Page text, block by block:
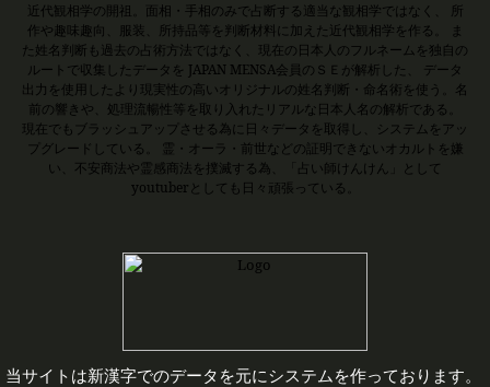
近代観相学の開祖。面相・手相のみで占断する適当な観相学ではなく、 所
作や趣味趣向、服装、所持品等を判断材料に加えた近代観相学を作る。 ま
た姓名判断も過去の占術方法ではなく、現在の日本人のフルネームを独自の
ルートで収集したデータを JAPAN MENSA会員のＳＥが解析した、 データ
出力を使用したより現実性の高いオリジナルの姓名判断・命名術を使う。名
前の響きや、処理流暢性等を取り入れたリアルな日本人名の解析である。
現在でもブラッシュアップさせる為に日々データを取得し、システムをアッ
プグレードしている。 霊・オーラ・前世などの証明できないオカルトを嫌
い、不安商法や霊感商法を撲滅する為、「占い師けんけん」として
youtuberとしても日々頑張っている。
当サイトは新漢字でのデータを元にシステムを作っております。